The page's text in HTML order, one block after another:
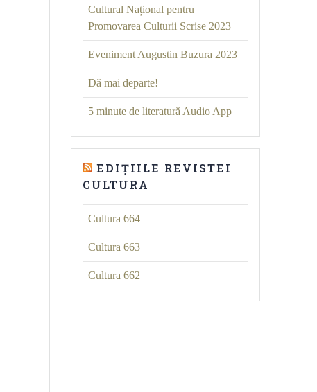
Cultural Național pentru
Promovarea Culturii Scrise 2023
Eveniment Augustin Buzura 2023
Dă mai departe!
5 minute de literatură Audio App
EDIȚIILE REVISTEI
CULTURA
Cultura 664
Cultura 663
Cultura 662